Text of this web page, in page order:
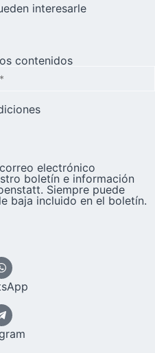
interesarle
contenidos
electrónico
boletín e información
Siempre puede
baja incluido en el boletín.